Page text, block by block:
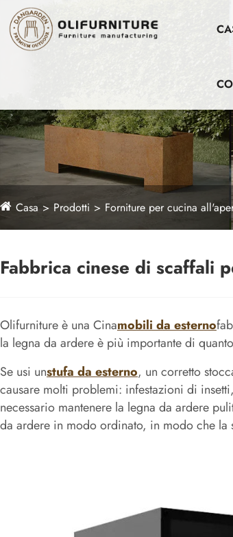
Casa Prodotti Forniture per cucina
Fabbrica cinese di scaffali
Olifurniture è una Cinamobili da esterno
la legna da ardere è più importante di
Se usi unstufa da esterno, un corretto
causare molti problemi: infestazioni di
necessario mantenere la legna da ardere
da ardere in modo ordinato, in modo che la